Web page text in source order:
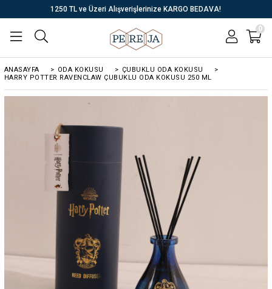
1250 TL ve Üzeri Alışverişlerinize KARGO BEDAVA!
0
ANASAYFA > ODA KOKUSU > ÇUBUKLU ODA KOKUSU
>
HARRY POTTER RAVENCLAW ÇUBUKLU ODA KOKUSU 250 ML